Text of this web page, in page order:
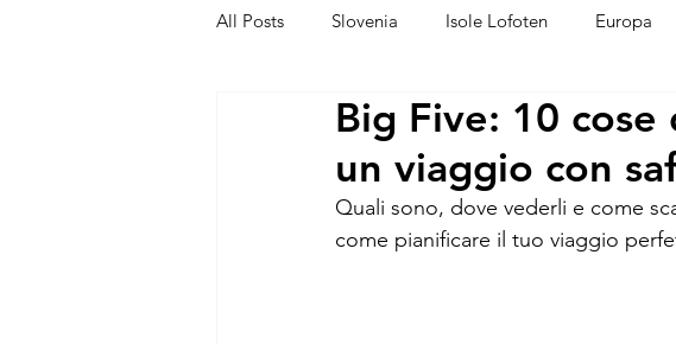
All Posts Slovenia Isole Lofoten Europa
Middle East Emirati Singapore
Sud Africa Africa Ungheria Perù
Big Five: 10 cose
un viaggio con
Quali sono, dove vederli e come
come pianificare il tuo viaggio